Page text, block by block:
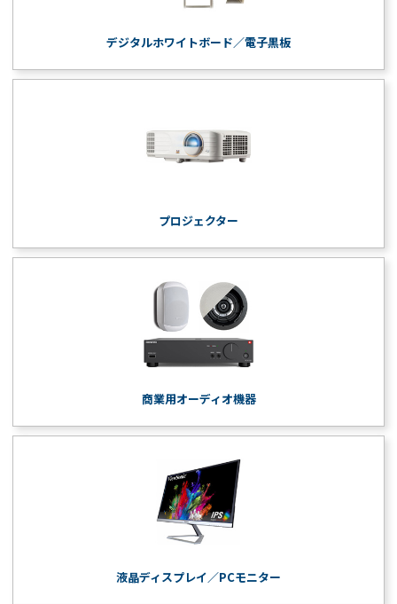
デジタルホワイトボード／電子黒板
プロジェクター
商業用オーディオ機器
液晶ディスプレイ／PCモニター